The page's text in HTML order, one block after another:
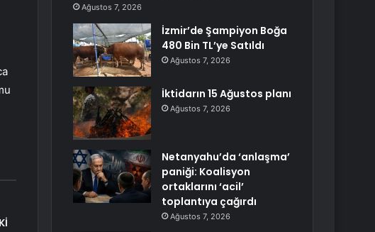
Ağustos 7, 2026
İzmir’de Şampiyon Boğa
480 Bin TL’ye Satıldı
Ağustos 7, 2026
İktidarın 15 Ağustos planı
Ağustos 7, 2026
Netanyahu’da ‘anlaşma’
paniği: Koalisyon
ortaklarını ‘acil’
toplantıya çağırdı
Ağustos 7, 2026